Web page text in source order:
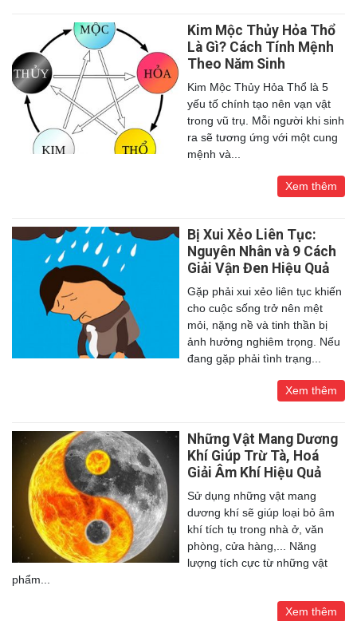
Kim Mộc Thủy Hỏa Thổ
Là Gì? Cách Tính Mệnh
Theo Năm Sinh
Kim Mộc Thủy Hỏa Thổ là 5
yếu tố chính tạo nên vạn vật
trong vũ trụ. Mỗi người khi sinh
ra sẽ tương ứng với một cung
mệnh và...
Xem thêm
Bị Xui Xẻo Liên Tục:
Nguyên Nhân và 9 Cách
Giải Vận Đen Hiệu Quả
Gặp phải xui xẻo liên tục khiến
cho cuộc sống trở nên mệt
mỏi, nặng nề và tinh thần bị
ảnh hưởng nghiêm trọng. Nếu
đang gặp phải tình trạng...
Xem thêm
Những Vật Mang Dương
Khí Giúp Trừ Tà, Hoá
Giải Âm Khí Hiệu Quả
Sử dụng những vật mang
dương khí sẽ giúp loại bỏ âm
khí tích tụ trong nhà ở, văn
phòng, cửa hàng,... Năng
lượng tích cực từ những vật
phẩm...
Xem thêm